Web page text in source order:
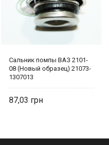
Сальник помпы ВАЗ 2101-
08 (Новый образец) 21073-
1307013
87,03